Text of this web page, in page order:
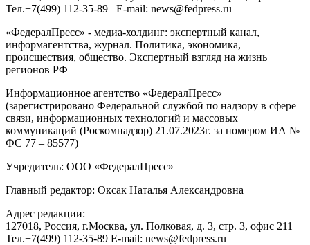
Тел.+7(499) 112-35-89 E-mail: news@fedpress.ru
«ФедералПресс» - медиа-холдинг: экспертный канал,
информагентства, журнал. Политика, экономика,
происшествия, общество. Экспертный взгляд на жизнь
регионов РФ
Информационное агентство «ФедералПресс»
(зарегистрировано Федеральной службой по надзору в сфере
связи, информационных технологий и массовых
коммуникаций (Роскомнадзор) 21.07.2023г. за номером ИА №
ФС 77 – 85577)
Учредитель: ООО «ФедералПресс»
Главный редактор: Оксак Наталья Александровна
Адрес редакции:
127018, Россия, г.Москва, ул. Полковая, д. 3, стр. 3, офис 211
Тел.+7(499) 112-35-89 E-mail: news@fedpress.ru